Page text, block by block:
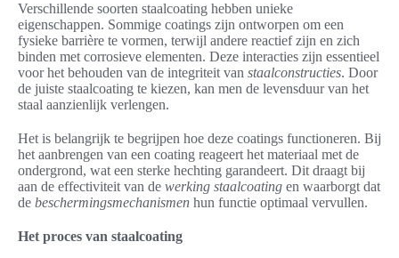
Verschillende soorten staalcoating hebben unieke
eigenschappen. Sommige coatings zijn ontworpen om een
fysieke barrière te vormen, terwijl andere reactief zijn en zich
binden met corrosieve elementen. Deze interacties zijn essentieel
voor het behouden van de integriteit van staalconstructies. Door
de juiste staalcoating te kiezen, kan men de levensduur van het
staal aanzienlijk verlengen.
Het is belangrijk te begrijpen hoe deze coatings functioneren. Bij
het aanbrengen van een coating reageert het materiaal met de
ondergrond, wat een sterke hechting garandeert. Dit draagt bij
aan de effectiviteit van de werking staalcoating en waarborgt dat
de beschermingsmechanismen hun functie optimaal vervullen.
Het proces van staalcoating